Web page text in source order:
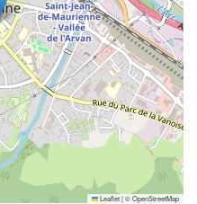
Leaflet|©OpenStreetMap